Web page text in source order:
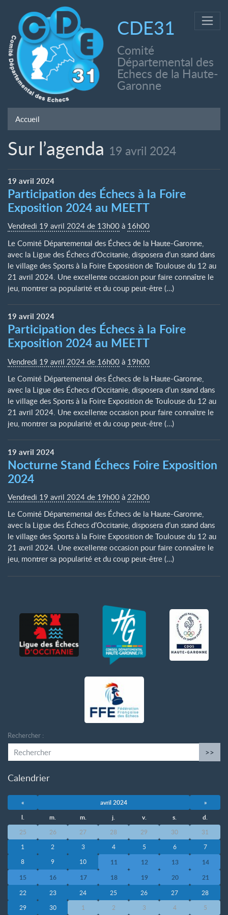
CDE31
Comité
Départemental des
Echecs de la Haute-
Garonne
Accueil
Sur l’agenda 19 avril 2024
19 avril 2024
Participation des Échecs à la Foire
Exposition 2024 au MEETT
Vendredi 19 avril 2024 de 13h00 à 16h00
Le Comité Départemental des Échecs de la Haute-Garonne,
avec la Ligue des Échecs d’Occitanie, disposera d’un stand dans
le village des Sports à la Foire Exposition de Toulouse du 12 au
21 avril 2024. Une excellente occasion pour faire connaître le
jeu, montrer sa popularité et du coup peut-être (…)
19 avril 2024
Participation des Échecs à la Foire
Exposition 2024 au MEETT
Vendredi 19 avril 2024 de 16h00 à 19h00
Le Comité Départemental des Échecs de la Haute-Garonne,
avec la Ligue des Échecs d’Occitanie, disposera d’un stand dans
le village des Sports à la Foire Exposition de Toulouse du 12 au
21 avril 2024. Une excellente occasion pour faire connaître le
jeu, montrer sa popularité et du coup peut-être (…)
19 avril 2024
Nocturne Stand Échecs Foire Exposition
2024
Vendredi 19 avril 2024 de 19h00 à 22h00
Le Comité Départemental des Échecs de la Haute-Garonne,
avec la Ligue des Échecs d’Occitanie, disposera d’un stand dans
le village des Sports à la Foire Exposition de Toulouse du 12 au
21 avril 2024. Une excellente occasion pour faire connaître le
jeu, montrer sa popularité et du coup peut-être (…)
Rechercher :
>>
Calendrier
« avril 2024
»
l.
m. m. j. v. s. d.
25 26 27 28 29 30
31
1
2 3 4 5 6
7
8
9 10 11 12 13
14
15
16 17 18 19 20 21
22 23 24 25 26 27
28
29
30 1 2 3 4 5